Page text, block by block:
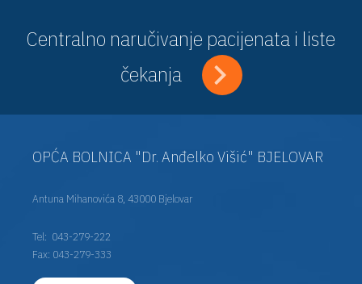
Centralno naručivanje pacijenata i liste
čekanja
OPĆA BOLNICA "Dr. Anđelko Višić" BJELOVAR
Antuna Mihanovića 8, 43000 Bjelovar
Tel: 043-279-222
Fax: 043-279-333